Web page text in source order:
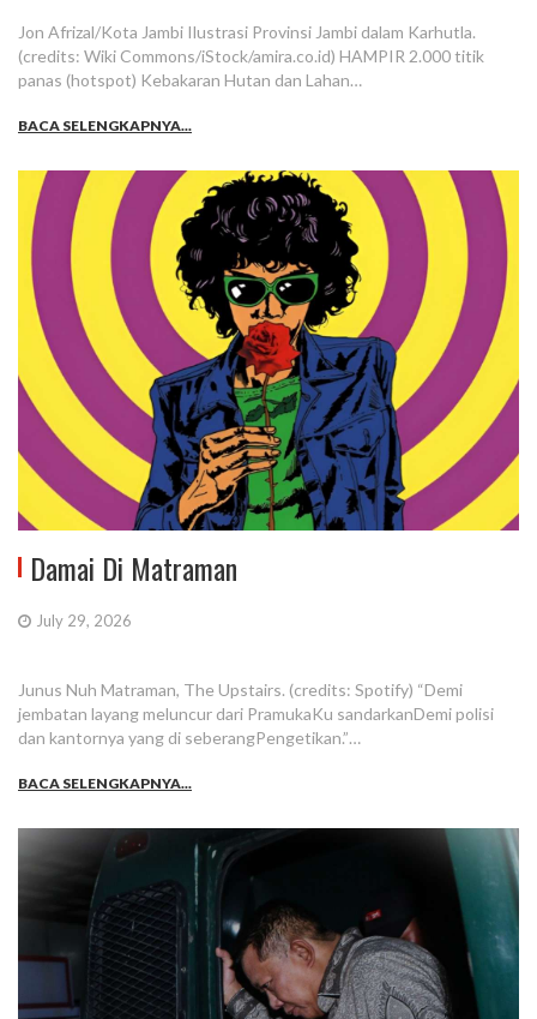
Jon Afrizal/Kota Jambi Ilustrasi Provinsi Jambi dalam Karhutla.
(credits: Wiki Commons/iStock/amira.co.id) HAMPIR 2.000 titik
panas (hotspot) Kebakaran Hutan dan Lahan…
BACA SELENGKAPNYA...
Damai Di Matraman
July 29, 2026
Junus Nuh Matraman, The Upstairs. (credits: Spotify) “Demi
jembatan layang meluncur dari PramukaKu sandarkanDemi polisi
dan kantornya yang di seberangPengetikan.”…
BACA SELENGKAPNYA...